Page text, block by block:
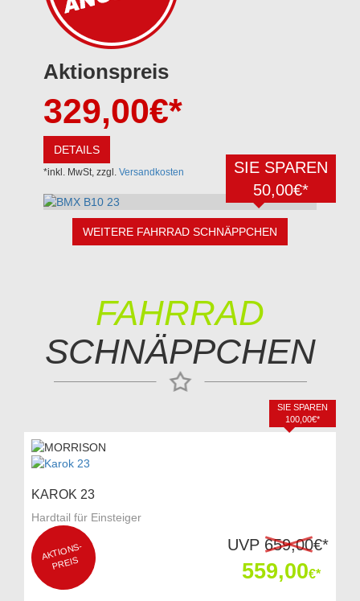
Aktionspreis
329,00€*
DETAILS
*inkl. MwSt, zzgl. Versandkosten
SIE SPAREN
50,00€*
WEITERE FAHRRAD SCHNÄPPCHEN
FAHRRAD
SCHNÄPPCHEN
KAROK 23
Hardtail für Einsteiger
AKTI
O
NS-
P
REIS
UVP 659,00€*
559,00€*
SIE SPAREN
100,00€*